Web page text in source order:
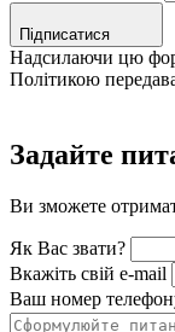
Підписатися
Надсилаючи цю
Політикою
Задайте
Ви зможете
Як Вас звати?
Вкажіть свій e-mail
Ваш номер